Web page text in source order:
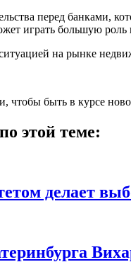
перед банками,
играть большую
на рынке
чтобы быть в курсе
этой теме:
делает